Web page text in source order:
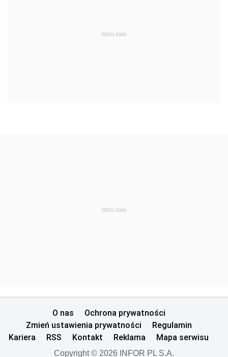
REKLAMA
REKLAMA
O nas
Ochrona prywatności
Zmień ustawienia prywatności
Regulamin
Kariera
RSS Kontakt Reklama Mapa serwisu
Copyright © 2026 INFOR PL S.A.